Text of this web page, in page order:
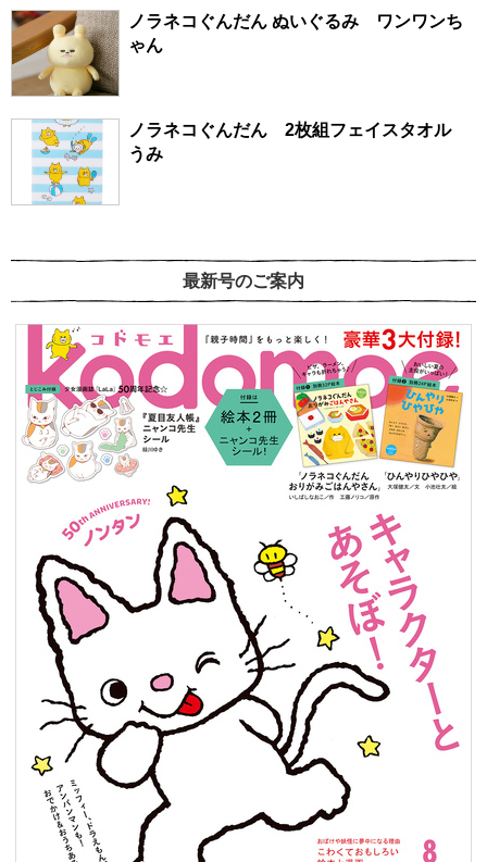
ノラネコぐんだん ぬいぐるみ ワンワンち
ゃん
ノラネコぐんだん 2枚組フェイスタオル
うみ
最新号のご案内